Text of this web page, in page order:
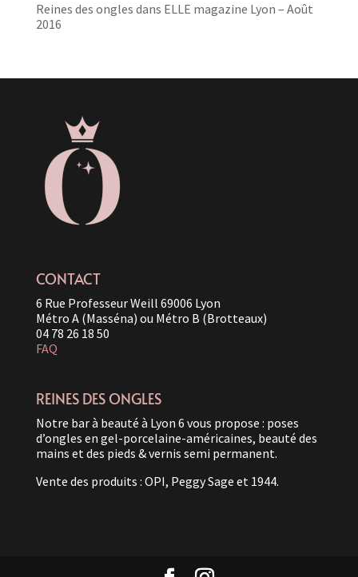
Reines des ongles dans ELLE magazine Lyon – Août
2016
CONTACT
6 Rue Professeur Weill 69006 Lyon
Métro A (Masséna) ou Métro B (Brotteaux)
04 78 26 18 50
FAQ
REINES DES ONGLES
Notre bar à beauté à Lyon 6 vous propose : poses
d’ongles en gel-porcelaine-américaines, beauté des
mains et des pieds & vernis semi permanent.
Vente des produits : OPI, Peggy Sage et 1944.